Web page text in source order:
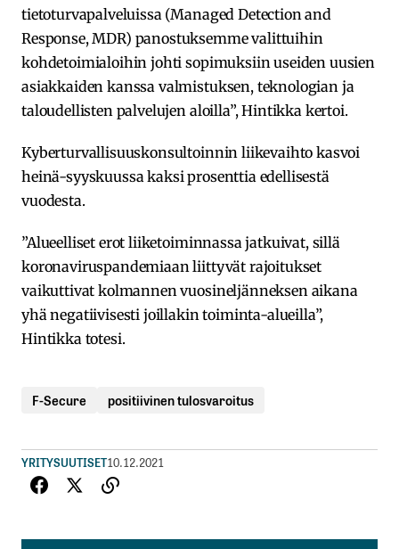
tietoturvapalveluissa (Managed Detection and
Response, MDR) panostuksemme valittuihin
kohdetoimialoihin johti sopimuksiin useiden uusien
asiakkaiden kanssa valmistuksen, teknologian ja
taloudellisten palvelujen aloilla”, Hintikka kertoi.
Kyberturvallisuuskonsultoinnin liikevaihto kasvoi
heinä-syyskuussa kaksi prosenttia edellisestä
vuodesta.
”Alueelliset erot liiketoiminnassa jatkuivat, sillä
koronaviruspandemiaan liittyvät rajoitukset
vaikuttivat kolmannen vuosineljänneksen aikana
yhä negatiivisesti joillakin toiminta-alueilla”,
Hintikka totesi.
F-Secure positiivinen tulosvaroitus
YRITYSUUTISET10.12.2021